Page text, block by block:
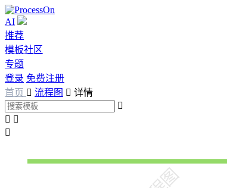
AI
推荐
模板社区
专题
登录 免费注册
首页  流程图  详情

 
